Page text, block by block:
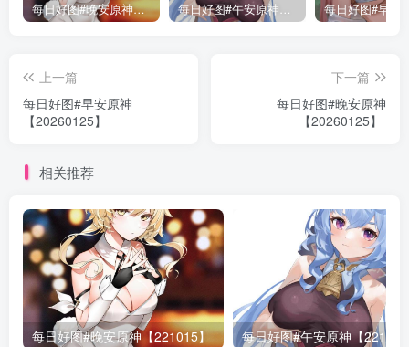
每日好图#晚安原神【221015】 每日好图#午安原神【221014】
上一篇
每日好图#早安原神
【20260125】
下一篇
每日好图#晚安原神
【20260125】
相关推荐
每日好图#晚安原神【221015】 每日好图#午安原神【